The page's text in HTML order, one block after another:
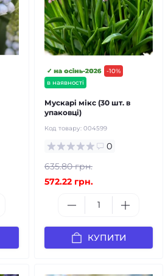
-10%
в наявності
✓ на осінь-2026
Мускарі мікс (30 шт. в
упаковці)
Код товару: 004599
0
635.80 грн.
572.22 грн.
КУПИТИ